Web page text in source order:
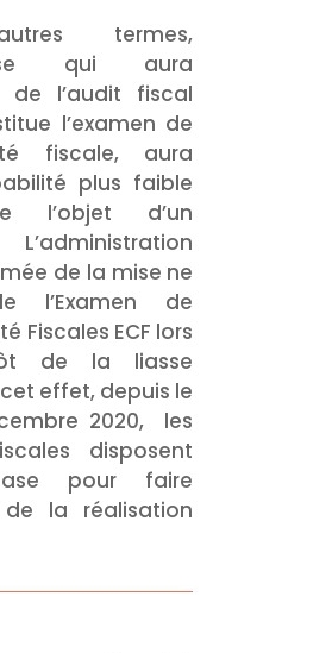
termes,
qui aura
de l’audit fiscal
l’examen de
fiscale, aura
plus faible
l’objet d’un
de la mise ne
l’Examen de
Fiscales ECF lors
de la liasse
effet, depuis le
2020, les
disposent
pour faire
la réalisation